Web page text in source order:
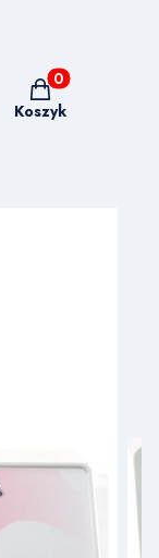
Produkty w
Koszyk